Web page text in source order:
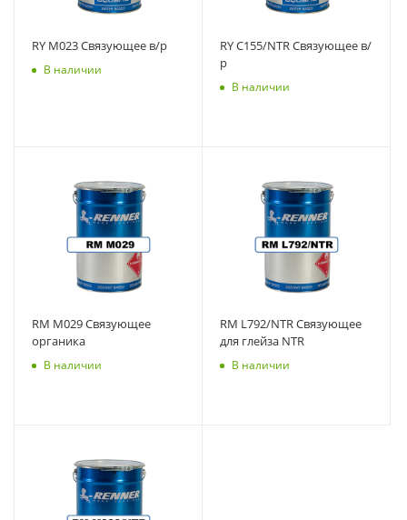
RY M023 Связующее в/р
В наличии
RY C155/NTR Связующее в/
р
В наличии
RM M029 Связующее
органика
В наличии
RM L792/NTR Связующее
для глейза NTR
В наличии